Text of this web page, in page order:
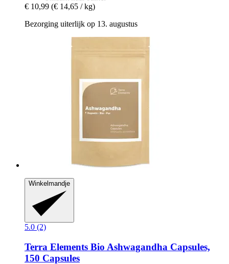
€ 10,99 (€ 14,65 / kg)
Bezorging uiterlijk op 13. augustus
Winkelmandje
5.0 (2)
Terra Elements Bio Ashwagandha Capsules,
150 Capsules